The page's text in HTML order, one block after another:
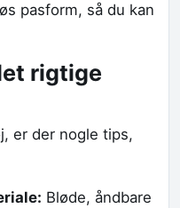
pasform, så du kan
rigtige
er der nogle tips,
Bløde, åndbare